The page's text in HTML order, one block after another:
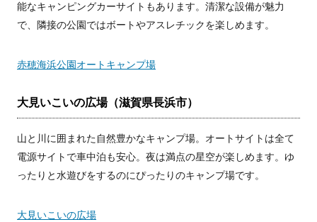
能なキャンピングカーサイトもあります。清潔な設備が魅力
で、隣接の公園ではボートやアスレチックを楽しめます。
赤穂海浜公園オートキャンプ場
大見いこいの広場（滋賀県長浜市）
山と川に囲まれた自然豊かなキャンプ場。オートサイトは全て
電源サイトで車中泊も安心。夜は満点の星空が楽しめます。ゆ
ったりと水遊びをするのにぴったりのキャンプ場です。
大見いこいの広場